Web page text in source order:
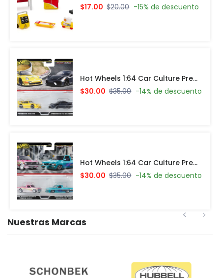
$17.00 $20.00 -15% de descuento
Hot Wheels 1:64 Car Culture Premium 2 Pack Set Porsche 993 GT2 & Porsche 718 Cayman GT4
$30.00 $35.00 -14% de descuento
Hot Wheels 1:64 Car Culture Premium 2 Pack Set 1975 Datsun Sunny Truck (B120) & Custom 93 Nissan Hardbody (D21)
$30.00 $35.00 -14% de descuento
Nuestras Marcas